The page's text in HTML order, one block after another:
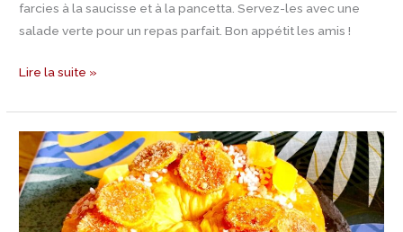
farcies à la saucisse et à la pancetta. Servez-les avec une
salade verte pour un repas parfait. Bon appétit les amis !
Lire la suite »
Recette
Polenta
aux
oignons